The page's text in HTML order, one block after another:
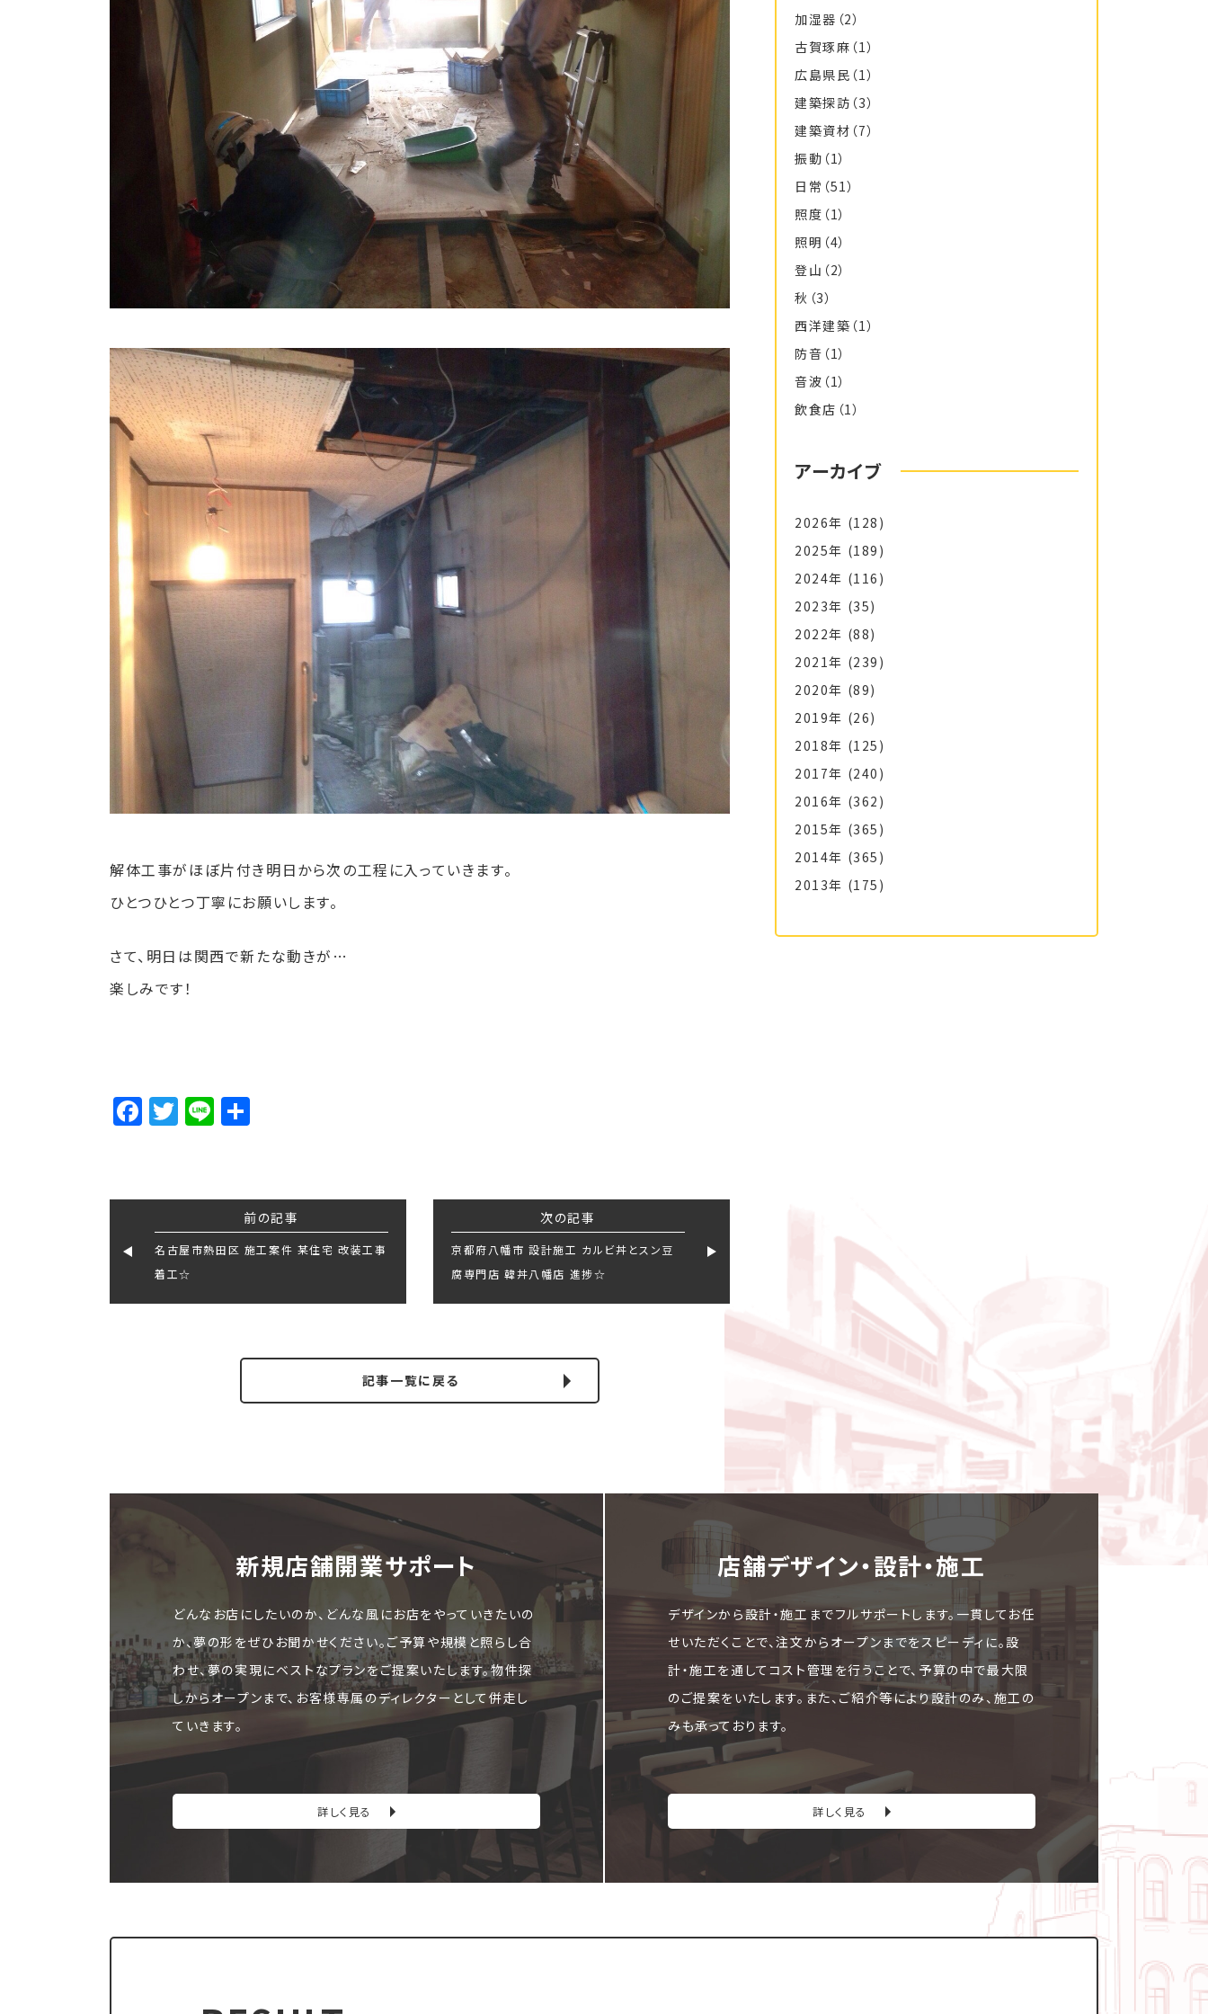
解体工事がほぼ片付き明日から次の工程に入っていきます。
ひとつひとつ丁寧にお願いします。
さて、明日は関西で新たな動きが…
楽しみです！
Facebook
Twitter
Line
前の記事
名古屋市熱田区 施工案件 某住宅 改装工事
着工☆
次の記事
京都府八幡市 設計施工 カルビ丼とスン豆
腐専門店 韓丼八幡店 進捗☆
記事一覧に戻る
加湿器 （2）
古賀琢麻 （1）
広島県民 （1）
建築探訪 （3）
建築資材 （7）
振動 （1）
日常 （51）
照度 （1）
照明 （4）
登山 （2）
秋 （3）
西洋建築 （1）
防音 （1）
音波 （1）
飲食店 （1）
アーカイブ
2026年 (128)
2025年 (189)
2024年 (116)
2023年 (35)
2022年 (88)
2021年 (239)
2020年 (89)
2019年 (26)
2018年 (125)
2017年 (240)
2016年 (362)
2015年 (365)
2014年 (365)
2013年 (175)
新規店舗開業サポート
どんなお店にしたいのか、どんな風にお店をやっていきたいの
か、夢の形をぜひお聞かせください。ご予算や規模と照らし合
わせ、夢の実現にベストなプランをご提案いたします。物件探
しからオープンまで、お客様専属のディレクターとして併走し
ていきます。
詳しく見る
店舗デザイン・設計・施⼯
デザインから設計・施工までフルサポートします。一貫してお任
せいただくことで、注文からオープンまでをスピーディに。設
計・施工を通してコスト管理を行うことで、予算の中で最大限
のご提案をいたします。また、ご紹介等により設計のみ、施工の
みも承っております。
詳しく見る